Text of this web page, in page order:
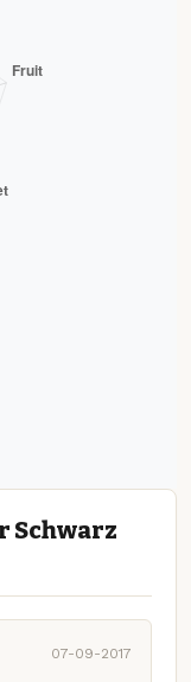
Schwarz
07-09-2017